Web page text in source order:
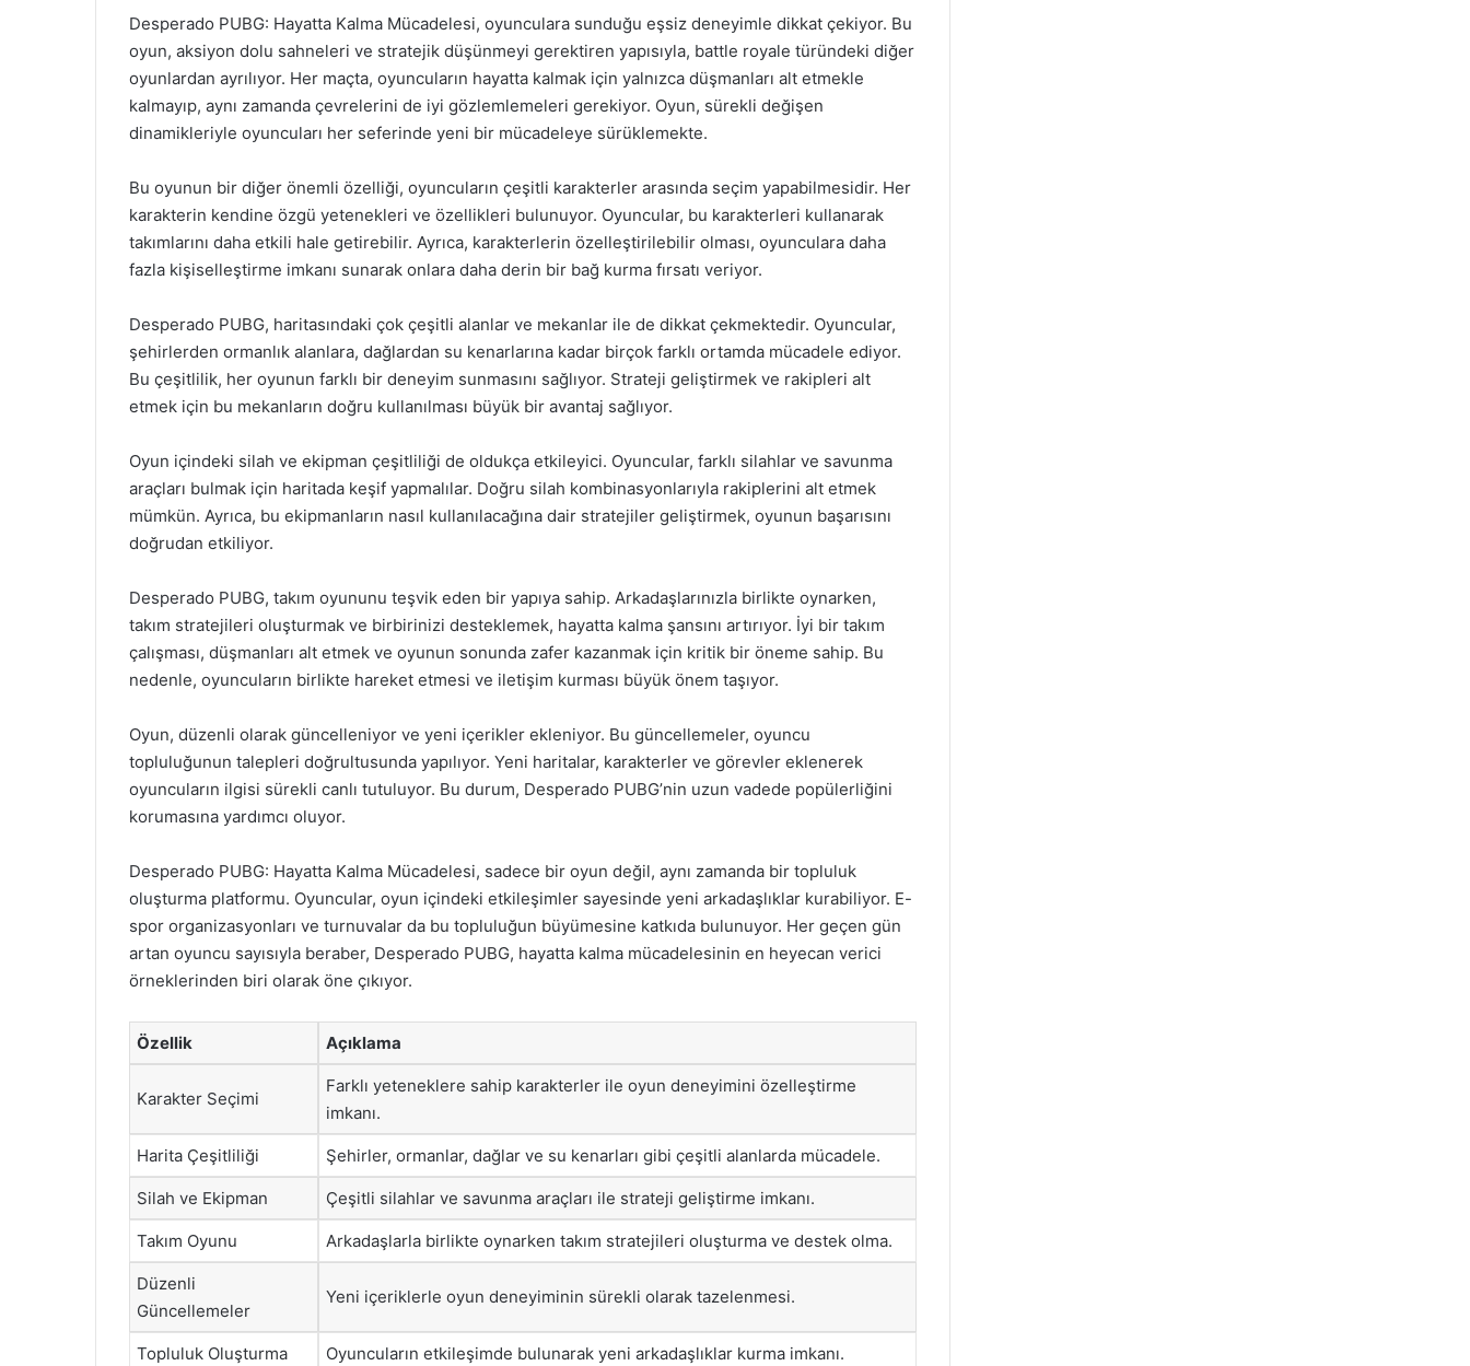
Desperado PUBG: Hayatta Kalma Mücadelesi, oyunculara sunduğu eşsiz deneyimle dikkat çekiyor. Bu
oyun, aksiyon dolu sahneleri ve stratejik düşünmeyi gerektiren yapısıyla, battle royale türündeki diğer
oyunlardan ayrılıyor. Her maçta, oyuncuların hayatta kalmak için yalnızca düşmanları alt etmekle
kalmayıp, aynı zamanda çevrelerini de iyi gözlemlemeleri gerekiyor. Oyun, sürekli değişen
dinamikleriyle oyuncuları her seferinde yeni bir mücadeleye sürüklemekte.
Bu oyunun bir diğer önemli özelliği, oyuncuların çeşitli karakterler arasında seçim yapabilmesidir. Her
karakterin kendine özgü yetenekleri ve özellikleri bulunuyor. Oyuncular, bu karakterleri kullanarak
takımlarını daha etkili hale getirebilir. Ayrıca, karakterlerin özelleştirilebilir olması, oyunculara daha
fazla kişiselleştirme imkanı sunarak onlara daha derin bir bağ kurma fırsatı veriyor.
Desperado PUBG, haritasındaki çok çeşitli alanlar ve mekanlar ile de dikkat çekmektedir. Oyuncular,
şehirlerden ormanlık alanlara, dağlardan su kenarlarına kadar birçok farklı ortamda mücadele ediyor.
Bu çeşitlilik, her oyunun farklı bir deneyim sunmasını sağlıyor. Strateji geliştirmek ve rakipleri alt
etmek için bu mekanların doğru kullanılması büyük bir avantaj sağlıyor.
Oyun içindeki silah ve ekipman çeşitliliği de oldukça etkileyici. Oyuncular, farklı silahlar ve savunma
araçları bulmak için haritada keşif yapmalılar. Doğru silah kombinasyonlarıyla rakiplerini alt etmek
mümkün. Ayrıca, bu ekipmanların nasıl kullanılacağına dair stratejiler geliştirmek, oyunun başarısını
doğrudan etkiliyor.
Desperado PUBG, takım oyununu teşvik eden bir yapıya sahip. Arkadaşlarınızla birlikte oynarken,
takım stratejileri oluşturmak ve birbirinizi desteklemek, hayatta kalma şansını artırıyor. İyi bir takım
çalışması, düşmanları alt etmek ve oyunun sonunda zafer kazanmak için kritik bir öneme sahip. Bu
nedenle, oyuncuların birlikte hareket etmesi ve iletişim kurması büyük önem taşıyor.
Oyun, düzenli olarak güncelleniyor ve yeni içerikler ekleniyor. Bu güncellemeler, oyuncu
topluluğunun talepleri doğrultusunda yapılıyor. Yeni haritalar, karakterler ve görevler eklenerek
oyuncuların ilgisi sürekli canlı tutuluyor. Bu durum, Desperado PUBG’nin uzun vadede popülerliğini
korumasına yardımcı oluyor.
Desperado PUBG: Hayatta Kalma Mücadelesi, sadece bir oyun değil, aynı zamanda bir topluluk
oluşturma platformu. Oyuncular, oyun içindeki etkileşimler sayesinde yeni arkadaşlıklar kurabiliyor. E-
spor organizasyonları ve turnuvalar da bu topluluğun büyümesine katkıda bulunuyor. Her geçen gün
artan oyuncu sayısıyla beraber, Desperado PUBG, hayatta kalma mücadelesinin en heyecan verici
örneklerinden biri olarak öne çıkıyor.
Özellik Açıklama
Karakter Seçimi
Farklı yeteneklere sahip karakterler ile oyun deneyimini özelleştirme
imkanı.
Harita Çeşitliliği Şehirler, ormanlar, dağlar ve su kenarları gibi çeşitli alanlarda mücadele.
Silah ve Ekipman Çeşitli silahlar ve savunma araçları ile strateji geliştirme imkanı.
Takım Oyunu Arkadaşlarla birlikte oynarken takım stratejileri oluşturma ve destek olma.
Düzenli
Güncellemeler
Yeni içeriklerle oyun deneyiminin sürekli olarak tazelenmesi.
Topluluk Oluşturma Oyuncuların etkileşimde bulunarak yeni arkadaşlıklar kurma imkanı.